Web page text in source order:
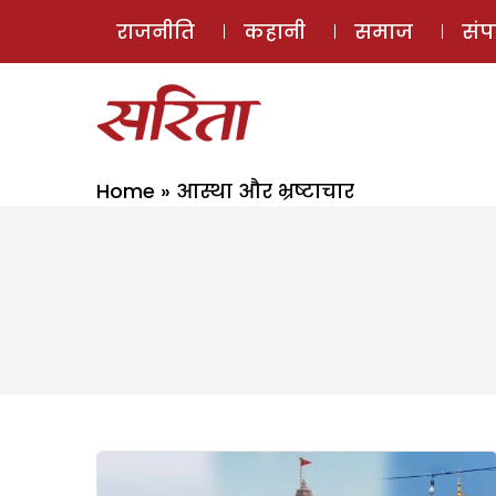
राजनीति कहानी समाज
Home » आस्था और भ्रष्टाचार